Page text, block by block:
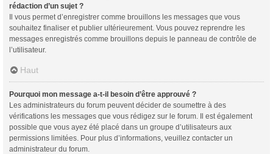
rédaction d’un sujet ?
Il vous permet d’enregistrer comme brouillons les messages que vous
souhaitez finaliser et publier ultérieurement. Vous pouvez reprendre les
messages enregistrés comme brouillons depuis le panneau de contrôle de
l’utilisateur.
Haut
Pourquoi mon message a-t-il besoin d’être approuvé ?
Les administrateurs du forum peuvent décider de soumettre à des
vérifications les messages que vous rédigez sur le forum. Il est également
possible que vous ayez été placé dans un groupe d’utilisateurs aux
permissions limitées. Pour plus d’informations, veuillez contacter un
administrateur du forum.